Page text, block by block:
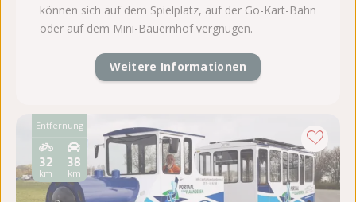
Entfernung
38
km
32
km
können sich auf dem Spielplatz, auf der Go-Kart-Bahn
oder auf dem Mini-Bauernhof vergnügen.
Weitere Informationen